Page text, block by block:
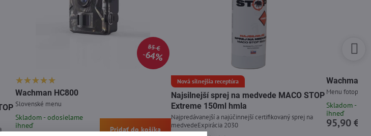
85 €
64%
Wachman HC800
Slovenské menu
Skladom - odosielame
ihneď
Pridať do košíka
Nová silnejšia receptúra
Najsilnejší sprej na medvede MACO STOP
Extreme 150ml hmla
Najpredávanejší a najúčinnejší certifikovaný sprej na
medvedeExpirácia 2030
Wachman
Menu
Skladom -
ihneď
95,90 €